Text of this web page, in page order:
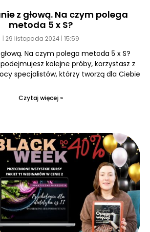
z głową. Na czym polega
metoda 5 x S?
29 listopada 2024 15:59
Na czym polega metoda 5 x S?
kolejne próby, korzystasz z
specjalistów, którzy tworzą dla Ciebie
Czytaj więcej »